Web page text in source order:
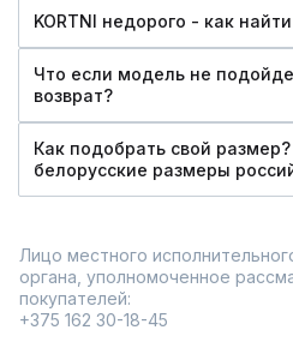
KORTNI недорого - как
Что если модель не
возврат?
Как подобрать свой
белорусские размеры
Лицо местного
органа, уполномоченное
покупателей:
+375 162 30-18-45